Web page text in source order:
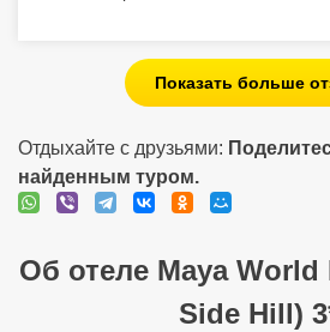
Показать больше
Отдыхайте с друзьями:
найденным туром.
Об отеле Maya
Side Hill)